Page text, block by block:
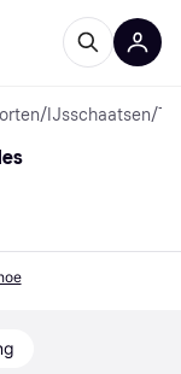
/ IJsschaatsen/